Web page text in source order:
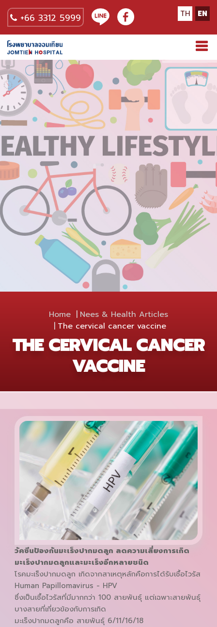
+66 3312 5999 TH EN
Home
Nees & Health Articles
The cervical cancer vaccine
THE CERVICAL CANCER
VACCINE
วัคซีนป้องกันมะเร็งปากมดลูก ลดความเสี่ยงการเกิด
มะเร็งปากมดลูกและมะเร็งอีกหลายชนิด
โรคมะเร็งปากมดลูก เกิดจากสาเหตุหลักคือการได้รับเชื้อไวรัส
Human Papillomavirus - HPV
ซึ่งเป็นเชื้อไวรัสที่มีมากกว่า 100 สายพันธุ์ แต่เฉพาะสายพันธุ์
บางสายที่เกี่ยวข้องกับการเกิด
มะเร็งปากมดลูกคือ สายพันธุ์ 6/11/16/18